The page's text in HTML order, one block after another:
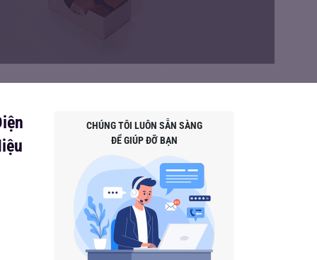
CHÚNG TÔI LUÔN SẴN SÀNG
ĐỂ GIÚP ĐỠ BẠN